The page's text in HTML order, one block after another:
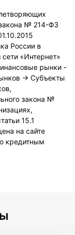
№ 214-ФЗ
России в
«Интернет»
рынки -
-> Субъекты
закона №
15.1
на сайте
кредитным